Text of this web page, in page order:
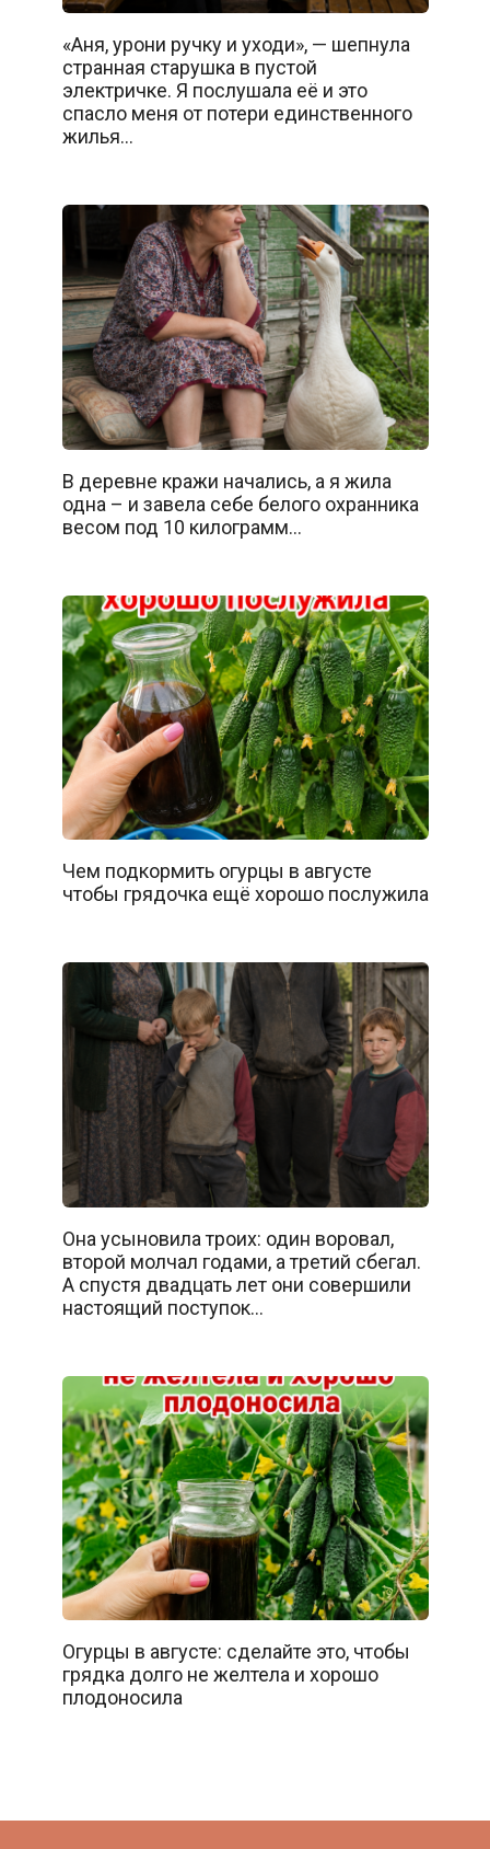
«Аня, урони ручку и уходи», — шепнула
странная старушка в пустой
электричке. Я послушала её и это
спасло меня от потери единственного
жилья…
В деревне кражи начались, а я жила
одна – и завела себе белого охранника
весом под 10 килограмм…
Чем подкормить огурцы в августе
чтобы грядочка ещё хорошо послужила
Она усыновила троих: один воровал,
второй молчал годами, а третий сбегал.
А спустя двадцать лет они совершили
настоящий поступок…
Огурцы в августе: сделайте это, чтобы
грядка долго не желтела и хорошо
плодоносила